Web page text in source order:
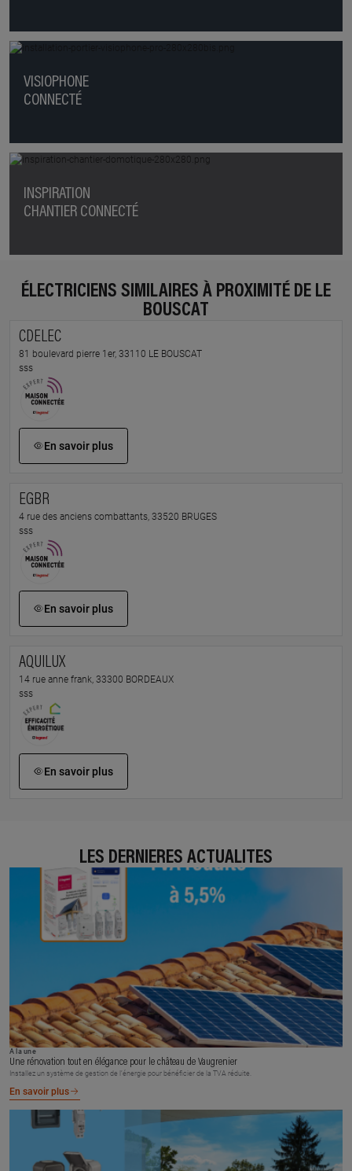
VISIOPHONE
CONNECTÉ
INSPIRATION
CHANTIER CONNECTÉ
ÉLECTRICIENS SIMILAIRES À PROXIMITÉ DE LE
BOUSCAT
CDELEC
81 boulevard pierre 1er, 33110 LE BOUSCAT
sss
En savoir plus
EGBR
4 rue des anciens combattants, 33520 BRUGES
sss
En savoir plus
AQUILUX
14 rue anne frank, 33300 BORDEAUX
sss
En savoir plus
LES DERNIÈRES ACTUALITÉS
À la une
Une rénovation tout en élégance pour le château de Vaugrenier
Installez un système de gestion de l’énergie pour bénéficier de la TVA réduite.
En savoir plus